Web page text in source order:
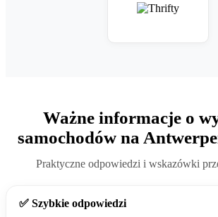
Ważne informacje o
samochodów na
Praktyczne odpowiedzi i wskazówki
✅ Szybkie odpowiedzi